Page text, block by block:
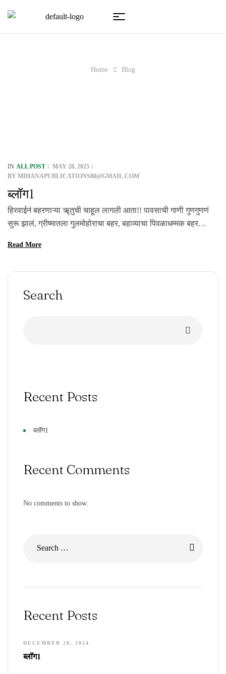
Home Blog
MAY 28, 2025
IN ALL POST
BY MIHANAPUBLICATIONS80@GMAIL.COM
ब्लॉग1
हिरवाईनं बहरणाऱ्या ॠतुची चाहूल लागली आता!! पावसाची गाणी गुणगुणणं
सुरू झालं, ग्रीष्मातला गुलमोहोराचा बहर, बहाव्याचा पिवळाधम्मक बहर
झालंय. प्रत्येकाच्या मनात हा पाऊस बरसत असतो; मग तो कोणत्याही
वाटेल, लेखन करावं वाटेल. कुणाच्या मनात कविता उमटतील, कुणाला […]
Read More
Search
Recent Posts
ब्लॉग1
Recent Comments
No comments to show.
Recent Posts
ब्लॉग1
DECEMBER 28, 2024